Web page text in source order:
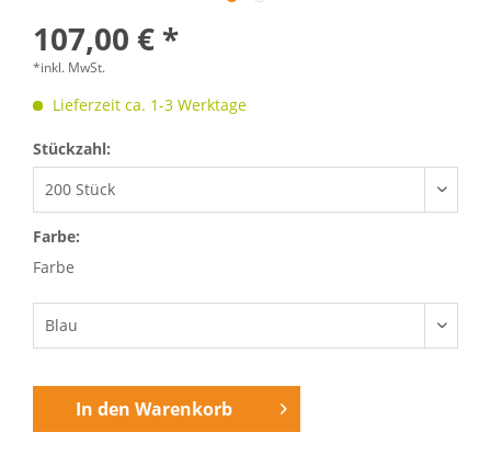
107,00 € *
*inkl. MwSt.
Lieferzeit ca. 1-3 Werktage
Stückzahl:
Farbe:
Farbe
In den Warenkorb